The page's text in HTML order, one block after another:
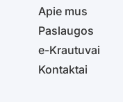
Apie mus
Paslaugos
e-Krautuvai
Kontaktai